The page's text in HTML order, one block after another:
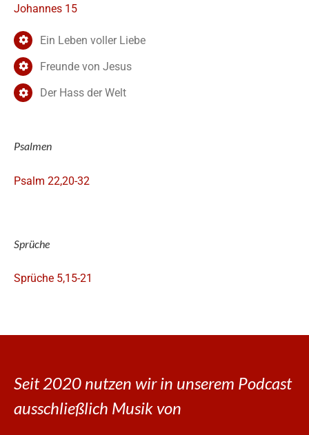
Johannes 15
Ein Leben voller Liebe
Freunde von Jesus
Der Hass der Welt
Psalmen
Psalm 22,20-32
Sprüche
Sprüche 5,15-21
Seit 2020 nutzen wir in unserem Podcast
ausschließlich Musik von